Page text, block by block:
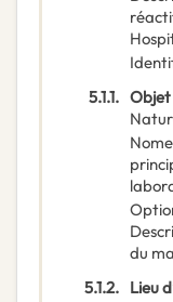
5.1.1. Objet
du
5.1.2. Lieu